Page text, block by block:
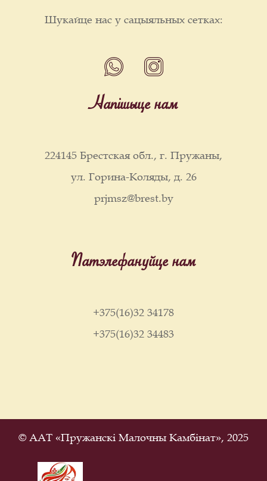
Шукайце нас у сацыяльных сетках:
Напішыце нам
224145 Брестская обл., г. Пружаны,
ул. Горина-Коляды, д. 26
prjmsz@brest.by
Патэлефануйце нам
+375(16)32 34178
+375(16)32 34483
© ААТ «Пружанскі Малочны Камбінат», 2025